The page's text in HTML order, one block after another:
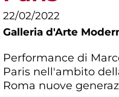
22/02/2022
Galleria d'Arte
Performance di
Paris nell'ambito
Roma nuove